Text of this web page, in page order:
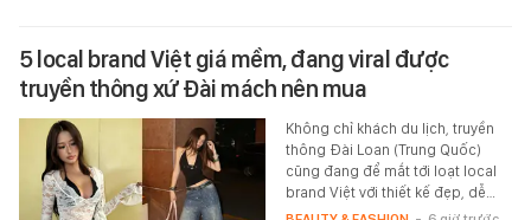
5 local brand Việt giá mềm, đang viral được
truyền thông xứ Đài mách nên mua
Không chỉ khách du lịch, truyền
thông Đài Loan (Trung Quốc)
cũng đang để mắt tới loạt local
brand Việt với thiết kế đẹp, dễ…